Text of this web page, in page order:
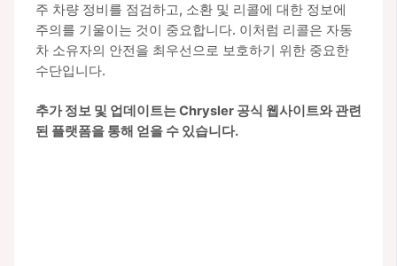
주 차량 정비를 점검하고, 소환 및 리콜에 대한 정보에
주의를 기울이는 것이 중요합니다. 이처럼 리콜은 자동
차 소유자의 안전을 최우선으로 보호하기 위한 중요한
수단입니다.
추가 정보 및 업데이트는 Chrysler 공식 웹사이트와 관련
된 플랫폼을 통해 얻을 수 있습니다.